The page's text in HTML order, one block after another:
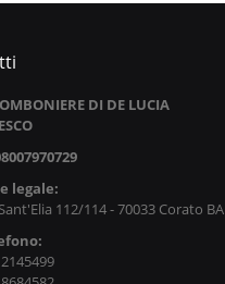
DI DE LUCIA
legale:
112/114 - 70033 Corato BA